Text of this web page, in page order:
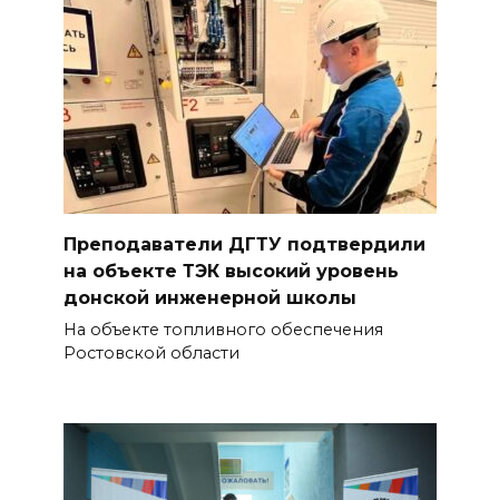
Преподаватели ДГТУ подтвердили
на объекте ТЭК высокий уровень
донской инженерной школы
На объекте топливного обеспечения
Ростовской области